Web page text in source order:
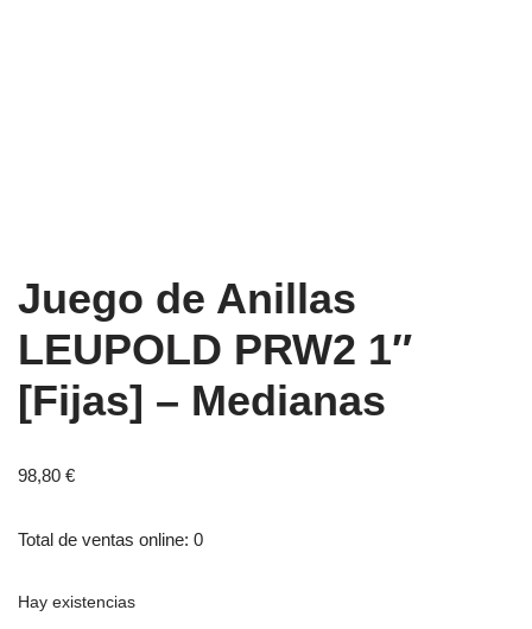
Juego de Anillas
LEUPOLD PRW2 1″
[Fijas] – Medianas
98,80 €
Total de ventas online: 0
Hay existencias